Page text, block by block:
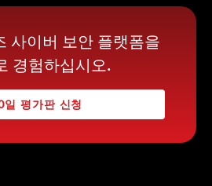
사이버 보안 플랫폼을
경험하십시오.
일 평가판 신청